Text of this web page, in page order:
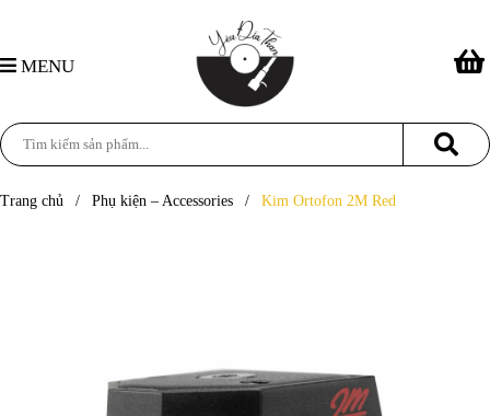
MENU
Trang chủ / Phụ kiện – Accessories / Kim Ortofon 2M Red